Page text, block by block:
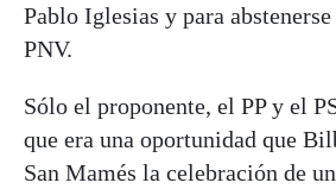
Pablo Iglesias y para
PNV.
Sólo el proponente, el PP y el
que era una oportunidad que
San Mamés la celebración de